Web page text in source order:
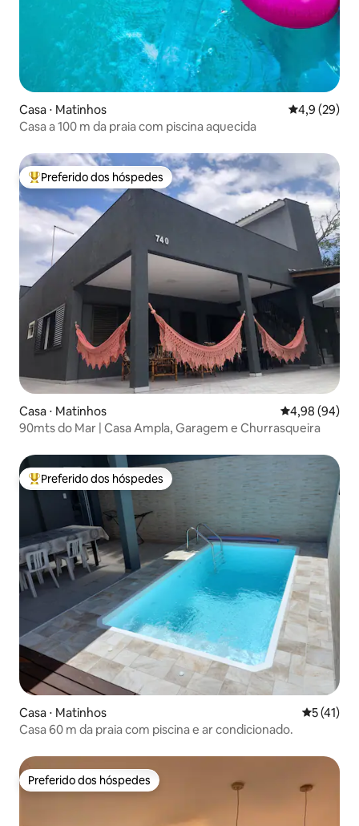
Casa ⋅ Matinhos 4,9 de uma
4,9 (29)
Casa a 100 m da praia com piscina aquecida
Entre os melhores preferidos dos hóspedes
Preferido dos hóspedes
Casa ⋅ Matinhos 4,98 de uma
4,98 (94)
90mts do Mar | Casa Ampla, Garagem e Churrasqueira
Entre os melhores preferidos dos hóspedes
Preferido dos hóspedes
Casa ⋅ Matinhos 5 de uma
5 (41)
Casa 60 m da praia com piscina e ar condicionado.
Preferido dos hóspedes
Preferido dos hóspedes